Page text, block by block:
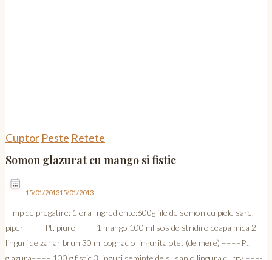
Cuptor Peste Retete
Somon glazurat cu mango si fistic
15/01/201315/01/2013
Timp de pregatire: 1 ora Ingrediente:600g file de somon cu piele sare,
piper ––––Pt. piure–––– 1 mango 100 ml sos de stridii o ceapa mica 2
linguri de zahar brun 30 ml cognac o lingurita otet (de mere) ––––Pt.
glazura–––– 100 g fistic 3 linguri seminte de susan o lingura curry –––-